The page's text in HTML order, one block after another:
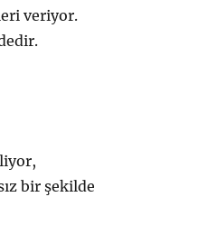
veriyor.
bir şekilde